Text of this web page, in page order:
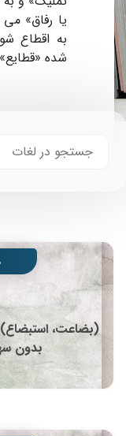
یا رفاق» می‏
به اقطاع
شده
(بضاعت، استبضاع)
بدون